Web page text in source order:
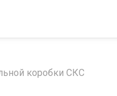
коробки СКС